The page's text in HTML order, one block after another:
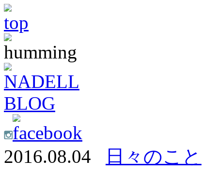
2016.08.04 日々のこと